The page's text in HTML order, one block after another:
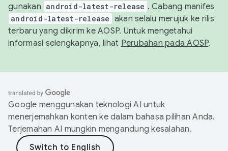
gunakan android-latest-release . Cabang manifes
android-latest-release akan selalu merujuk ke rilis
terbaru yang dikirim ke AOSP. Untuk mengetahui
informasi selengkapnya, lihat Perubahan pada AOSP.
Google menggunakan teknologi AI untuk
menerjemahkan konten ke dalam bahasa pilihan Anda.
Terjemahan AI mungkin mengandung kesalahan.